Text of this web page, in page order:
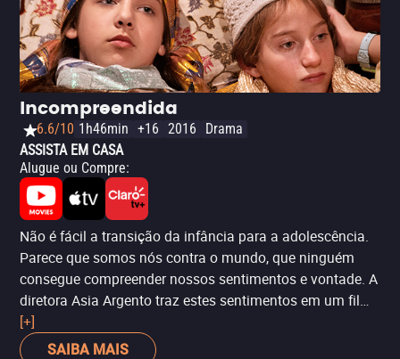
mesmo tempo, brutal. Entre as falhas, a maior talvez seja
o chamado 'whitewashing' - personagens negras do livro,
escravas, foram ignoradas na adaptação, enquanto que
a personagem interpretada por Kirsten Dunst deveria ser
mestiça. Indicado para quem busca histórias de
mulheres fortes, mas também para aqueles já
habituados com o ritmo da diretora.
Incompreendida
6.6/10 1h46min +16 2016
Drama
ASSISTA EM CASA
Alugue ou Compre:
Não é fácil a transição da infância para a adolescência.
Parece que somos nós contra o mundo, que ninguém
consegue compreender nossos sentimentos e vontade. A
diretora Asia Argento traz estes sentimentos em um filme
quase autobiográfico, ácido, visualmente interessante e
universal.
[+]
SAIBA MAIS